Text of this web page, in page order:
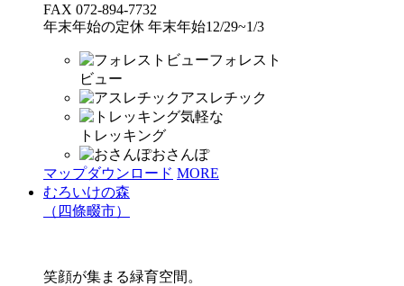
FAX 072-894-7732
年末年始の定休 年末年始12/29~1/3
フォレスト
ビュー
アスレチック
気軽な
トレッキング
おさんぽ
マップダウンロード MORE
むろいけの森
（四條畷市）
笑顔が集まる緑育空間。